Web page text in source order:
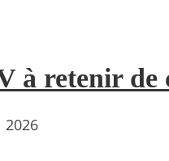
à retenir
2026